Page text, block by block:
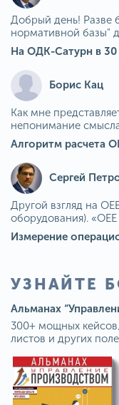
Добрый день! Разве
нормативной базы"
Борис Кац
Как мне
непонимание смысла
Сергей
Другой взгляд на
оборудования).
УЗНАЙТЕ
Альманах
300+ мощных
листов и других